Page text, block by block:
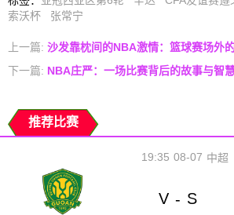
索沃杯
张常宁
上一篇: 沙发靠枕间的NBA激情：篮球赛场外
下一篇: NBA庄严：一场比赛背后的故事与智
推荐比赛
08-07
19:35 中超
V - S